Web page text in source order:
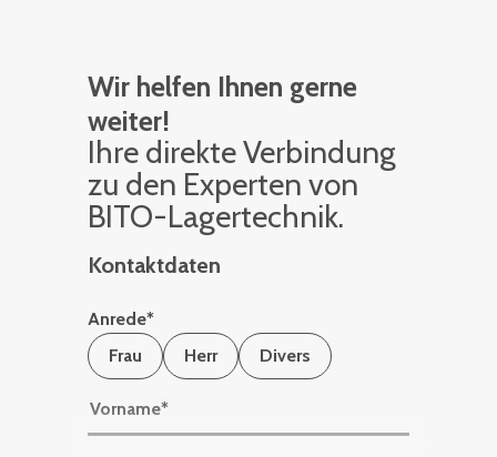
Wir helfen Ihnen gerne
weiter!
Ihre di­rek­te Ver­bin­dung
zu den Ex­per­ten von
BITO-La­ger­tech­nik.
Kontaktdaten
Anrede*
Frau
Herr Divers
Vorname*